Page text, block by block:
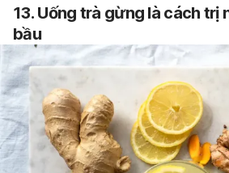
13. Uống trà gừng là cách trị
bầu